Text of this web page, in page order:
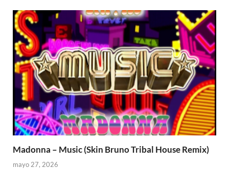
Madonna – Music (Skin Bruno Tribal House Remix)
mayo 27, 2026